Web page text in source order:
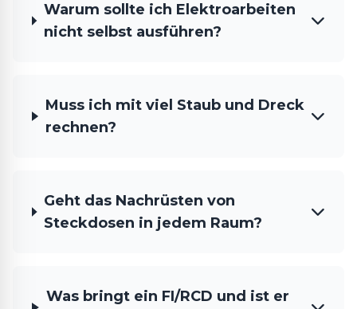
Warum sollte ich Elektroarbeiten
nicht selbst ausführen?
Muss ich mit viel Staub und Dreck
rechnen?
Geht das Nachrüsten von
Steckdosen in jedem Raum?
Was bringt ein FI/RCD und ist er